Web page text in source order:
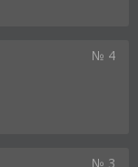
№ 4
№ 3